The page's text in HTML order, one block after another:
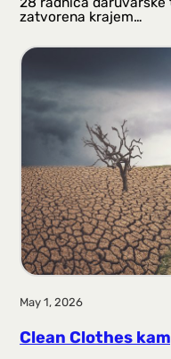
zatvorena krajem…
May 1, 2026
Clean Clothes